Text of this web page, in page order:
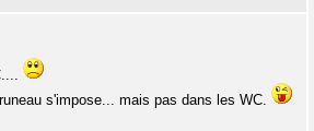
s'impose... mais pas dans les WC.